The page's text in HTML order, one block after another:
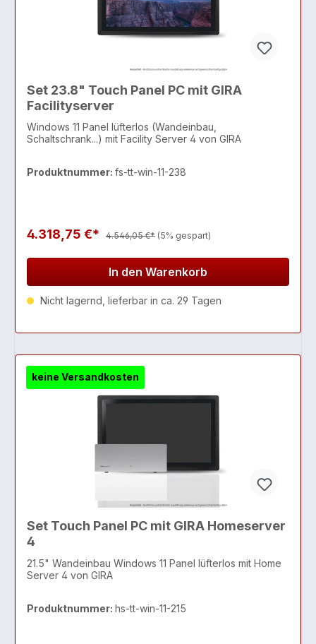
Set 23.8" Touch Panel PC mit GIRA
Facilityserver
Windows 11 Panel lüfterlos (Wandeinbau,
Schaltschrank...) mit Facility Server 4 von GIRA
Produktnummer: fs-tt-win-11-238
4.318,75 €* 4.546,05 €* (5% gespart)
In den Warenkorb
Nicht lagernd, lieferbar in ca. 29 Tagen
keine Versandkosten
Set Touch Panel PC mit GIRA Homeserver
4
21.5" Wandeinbau Windows 11 Panel lüfterlos mit Home
Server 4 von GIRA
Produktnummer: hs-tt-win-11-215